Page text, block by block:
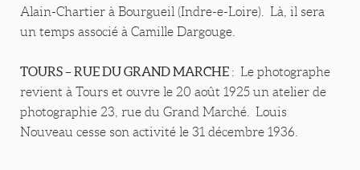
Alain-Chartier à Bourgueil (Indre-e-Loire). Là, il sera
un temps associé à Camille Dargouge.
TOURS – RUE DU GRAND MARCHE : Le photographe
revient à Tours et ouvre le 20 août 1925 un atelier de
photographie 23, rue du Grand Marché. Louis
Nouveau cesse son activité le 31 décembre 1936.